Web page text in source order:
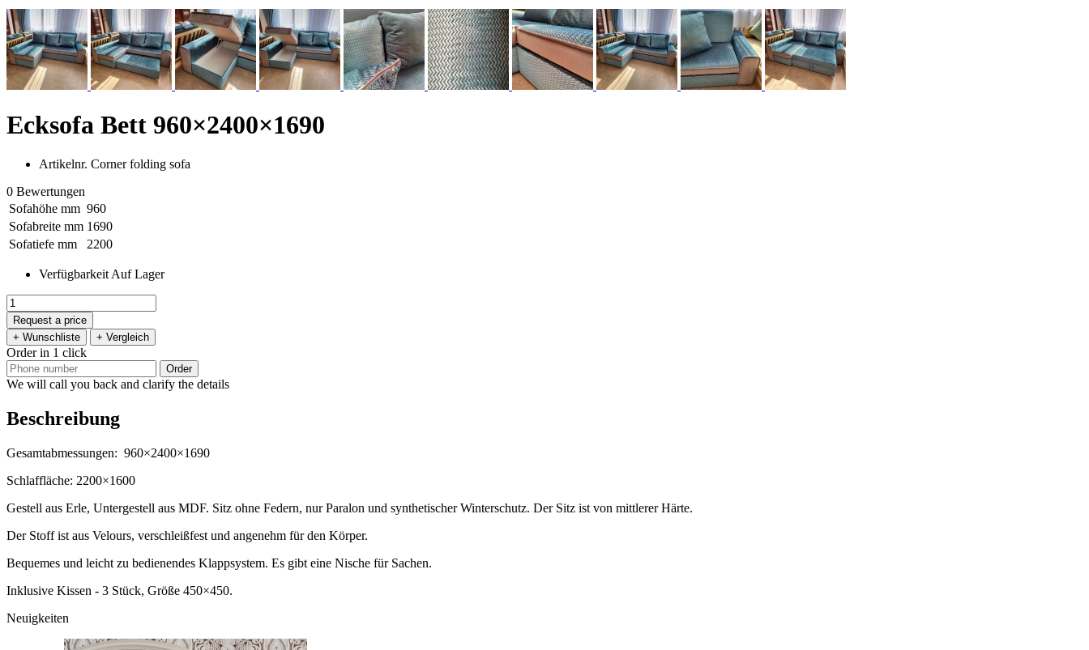
Ecksofa Bett 960×2400×1690
Artikelnr. Corner folding sofa
0 Bewertungen
Sofahöhe mm 960
Sofabreite mm 1690
Sofatiefe mm
2200
VerfügbarkeitAuf Lager
Request a price
+ Wunschliste
+ Vergleich
Order in 1 click
Order
We will call you back and clarify the details
Beschreibung
Gesamtabmessungen: 960×2400×1690
Schlaffläche: 2200×1600
Gestell aus Erle, Untergestell aus MDF. Sitz ohne Federn, nur Paralon und synthetischer Winterschutz. Der Sitz ist von mittlerer Härte.
Der Stoff ist aus Velours, verschleißfest und angenehm für den Körper.
Bequemes und leicht zu bedienendes Klappsystem. Es gibt eine Nische für Sachen.
Inklusive Kissen - 3 Stück, Größe 450×450.
Neuigkeiten